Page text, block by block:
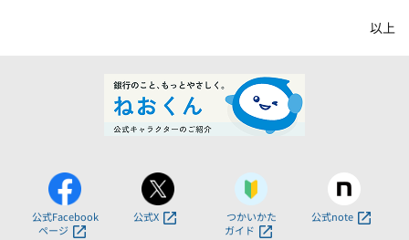
以上
公式Facebook
ページ
公式X
つかいかた
ガイド
公式note